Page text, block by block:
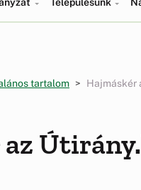
tartalom Hajmáskér